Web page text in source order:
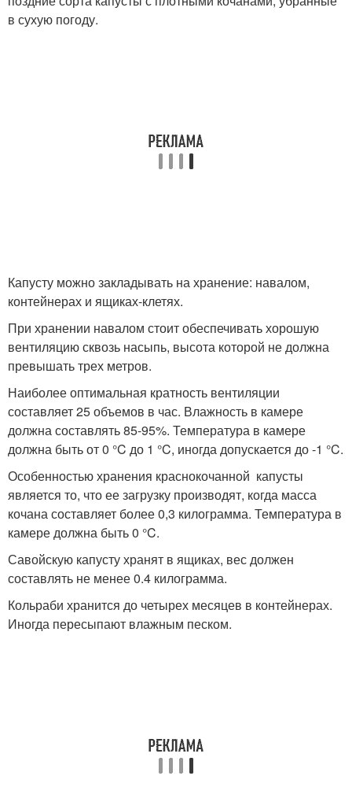
в сухую погоду.
Капусту можно закладывать на хранение: навалом,
контейнерах и ящиках-клетях.
При хранении навалом стоит обеспечивать хорошую
вентиляцию сквозь насыпь, высота которой не должна
превышать трех метров.
Наиболее оптимальная кратность вентиляции
составляет 25 объемов в час. Влажность в камере
должна составлять 85-95%. Температура в камере
должна быть от 0 °C до 1 °C, иногда допускается до -1 °C.
Особенностью хранения краснокочанной капусты
является то, что ее загрузку производят, когда масса
кочана составляет более 0,3 килограмма. Температура в
камере должна быть 0 °C.
Савойскую капусту хранят в ящиках, вес должен
составлять не менее 0.4 килограмма.
Кольраби хранится до четырех месяцев в контейнерах.
Иногда пересыпают влажным песком.